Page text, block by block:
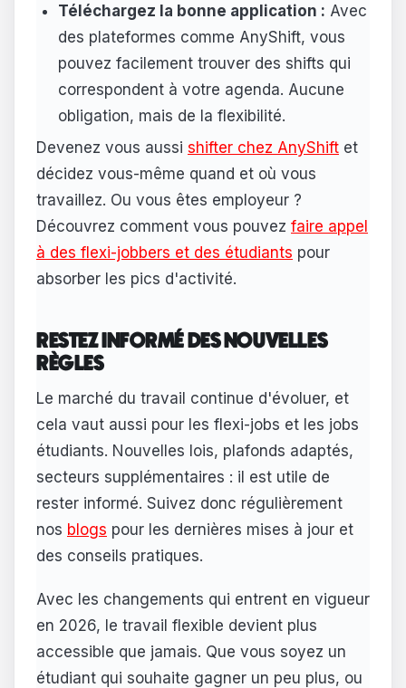
Téléchargez la bonne application : Avec
des plateformes comme AnyShift, vous
pouvez facilement trouver des shifts qui
correspondent à votre agenda. Aucune
obligation, mais de la flexibilité.
Devenez vous aussi shifter chez AnyShift et
décidez vous-même quand et où vous
travaillez. Ou vous êtes employeur ?
Découvrez comment vous pouvez faire appel
à des flexi-jobbers et des étudiants pour
absorber les pics d'activité.
RESTEZ INFORMÉ DES NOUVELLES
RÈGLES
Le marché du travail continue d'évoluer, et
cela vaut aussi pour les flexi-jobs et les jobs
étudiants. Nouvelles lois, plafonds adaptés,
secteurs supplémentaires : il est utile de
rester informé. Suivez donc régulièrement
nos blogs pour les dernières mises à jour et
des conseils pratiques.
Avec les changements qui entrent en vigueur
en 2026, le travail flexible devient plus
accessible que jamais. Que vous soyez un
étudiant qui souhaite gagner un peu plus, ou